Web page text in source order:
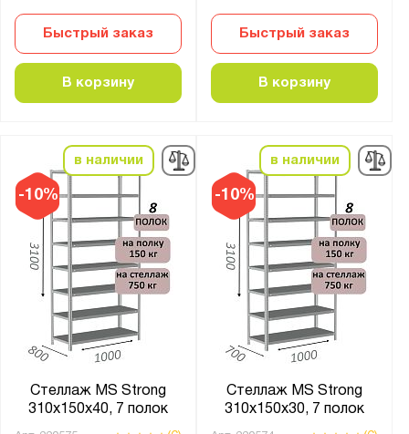
Быстрый заказ
В корзину
Быстрый заказ
В корзину
-10%
в наличии
Стеллаж MS Strong
310х150х40, 7 полок
-10%
в наличии
Стеллаж MS Strong
310х150х30, 7 полок
Промет
Бренд:
Серия:
ES
Home
MS Hard
MS Standart
MS Strong
S90
МС